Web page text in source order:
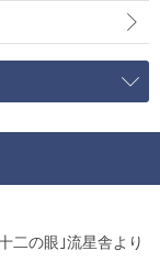
二の眼｣流星舎より